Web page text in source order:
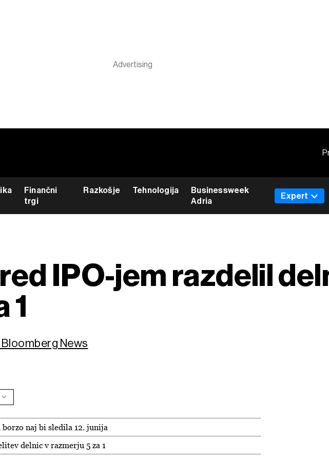
Finančni
trgi
Razkošje Tehnologija
Businessweek
Adria
Expert
IPO-jem razdelil
1
News
naj bi sledila 12. junija
delnic v razmerju 5 za 1